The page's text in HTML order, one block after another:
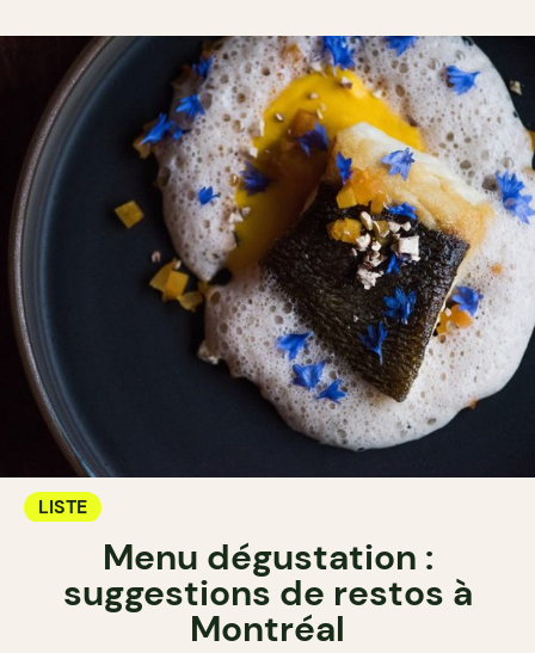
LISTE
Menu dégustation :
suggestions de restos à
Montréal